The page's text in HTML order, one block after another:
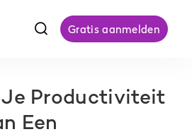
f Gratis aanmelden
Je Productiviteit
Een